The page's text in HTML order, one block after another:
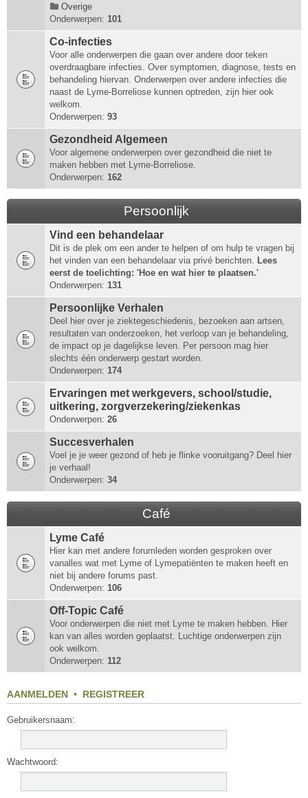
Overige
Onderwerpen: 101
Co-infecties
Voor alle onderwerpen die gaan over andere door teken
overdraagbare infecties. Over symptomen, diagnose, tests en
behandeling hiervan. Onderwerpen over andere infecties die
naast de Lyme-Borreliose kunnen optreden, zijn hier ook
welkom.
Onderwerpen: 93
Gezondheid Algemeen
Voor algemene onderwerpen over gezondheid die niet te
maken hebben met Lyme-Borreliose.
Onderwerpen: 162
Persoonlijk
Vind een behandelaar
Dit is de plek om een ander te helpen of om hulp te vragen bij
het vinden van een behandelaar via privé berichten. Lees
eerst de toelichting: 'Hoe en wat hier te plaatsen.'
Onderwerpen: 131
Persoonlijke Verhalen
Deel hier over je ziektegeschiedenis, bezoeken aan artsen,
resultaten van onderzoeken, het verloop van je behandeling,
de impact op je dagelijkse leven. Per persoon mag hier
slechts één onderwerp gestart worden.
Onderwerpen: 174
Ervaringen met werkgevers, school/studie,
uitkering, zorgverzekering/ziekenkas
Onderwerpen: 26
Succesverhalen
Voel je je weer gezond of heb je flinke vooruitgang? Deel hier
je verhaal!
Onderwerpen: 34
Café
Lyme Café
Hier kan met andere forumleden worden gesproken over
vanalles wat met Lyme of Lymepatiënten te maken heeft en
niet bij andere forums past.
Onderwerpen: 106
Off-Topic Café
Voor onderwerpen die niet met Lyme te maken hebben. Hier
kan van alles worden geplaatst. Luchtige onderwerpen zijn
ook welkom.
Onderwerpen: 112
AANMELDEN • REGISTREER
Gebruikersnaam:
Wachtwoord: